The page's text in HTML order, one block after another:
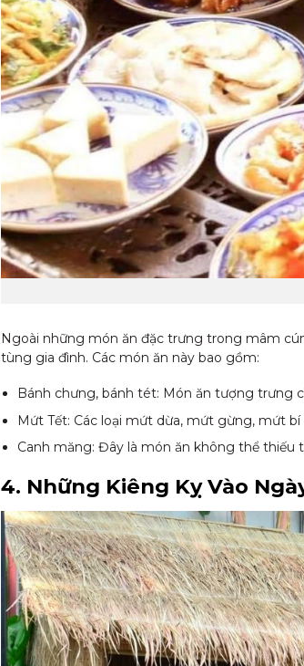
Ngoài những món ăn đặc trưng trong mâm
tùng gia đình. Các món ăn này bao gồm:
Bánh chưng, bánh tét: Món ăn tượng trưng
Mứt Tết: Các loại mứt dừa, mứt gừng, mứt
Canh măng: Đây là món ăn không thể thiếu
4. Những Kiêng Kỵ Vào